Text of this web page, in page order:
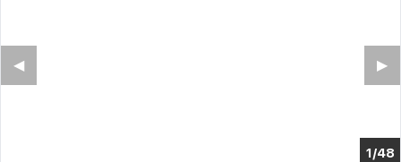
1/40
▶︎
◀︎